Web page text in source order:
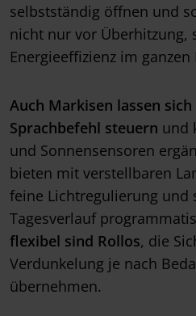
selbstständig öffnen und
nicht nur vor Überhitzung,
Energieeffizienz im ganzen
Auch Markisen lassen
Sprachbefehl steuern und
und Sonnensensoren
bieten mit verstellbaren
feine Lichtregulierung und
Tagesverlauf
flexibel sind Rollos, die
Verdunkelung je nach
übernehmen.